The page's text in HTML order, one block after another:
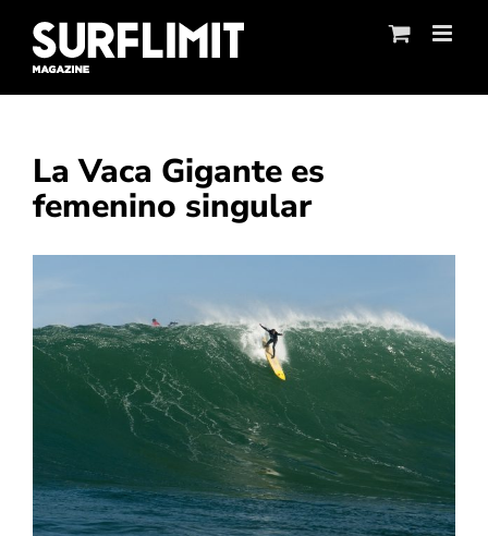
content
La Vaca Gigante es
femenino singular
grande